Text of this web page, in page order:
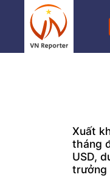
Xuất
tháng
USD,
trưởng
Previous